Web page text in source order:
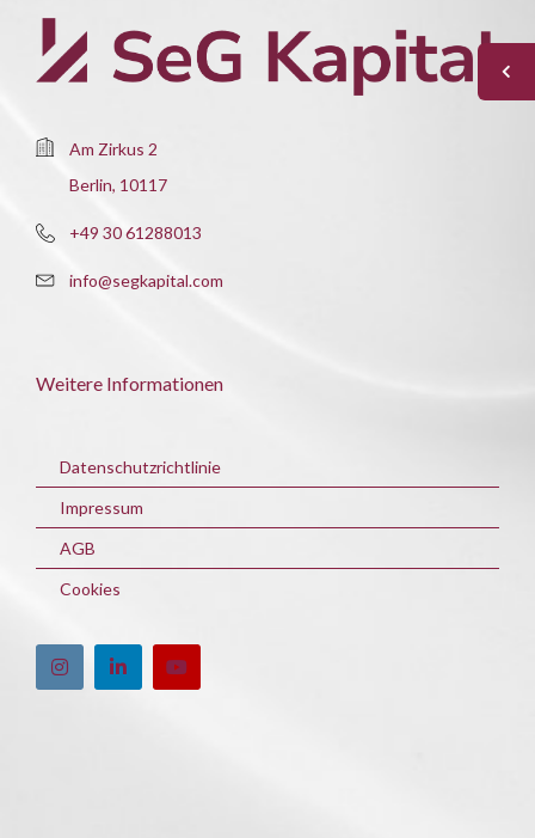
Am Zirkus 2
Berlin, 10117
+49 30 61288013
info@segkapital.com
Weitere Informationen
Datenschutzrichtlinie
Impressum
AGB
Cookies